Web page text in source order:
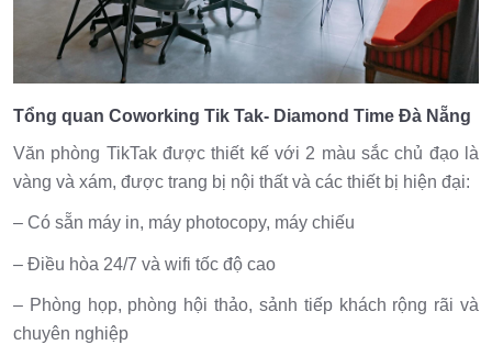
Tổng quan Coworking Tik Tak- Diamond Time Đà Nẵng
Văn phòng TikTak được thiết kế với 2 màu sắc chủ đạo là
vàng và xám, được trang bị nội thất và các thiết bị hiện đại:
– Có sẵn máy in, máy photocopy, máy chiếu
– Điều hòa 24/7 và wifi tốc độ cao
– Phòng họp, phòng hội thảo, sảnh tiếp khách rộng rãi và
chuyên nghiệp